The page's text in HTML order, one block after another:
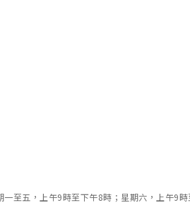
至五，上午9時至下午8時；星期六，上午